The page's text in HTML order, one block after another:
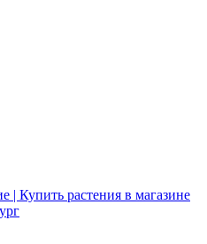
| Купить растения в магазине